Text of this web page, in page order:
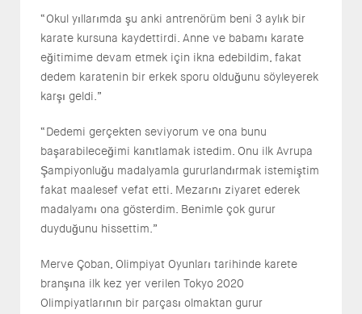
“Okul yıllarımda şu anki antrenörüm beni 3 aylık bir
karate kursuna kaydettirdi. Anne ve babamı karate
eğitimime devam etmek için ikna edebildim, fakat
dedem karatenin bir erkek sporu olduğunu söyleyerek
karşı geldi.”
“Dedemi gerçekten seviyorum ve ona bunu
başarabileceğimi kanıtlamak istedim. Onu ilk Avrupa
Şampiyonluğu madalyamla gururlandırmak istemiştim
fakat maalesef vefat etti. Mezarını ziyaret ederek
madalyamı ona gösterdim. Benimle çok gurur
duyduğunu hissettim.”
Merve Çoban, Olimpiyat Oyunları tarihinde karete
branşına ilk kez yer verilen Tokyo 2020
Olimpiyatlarının bir parçası olmaktan gurur